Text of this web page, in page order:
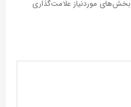
بخش‌های موردنیاز علامت‌گذاری